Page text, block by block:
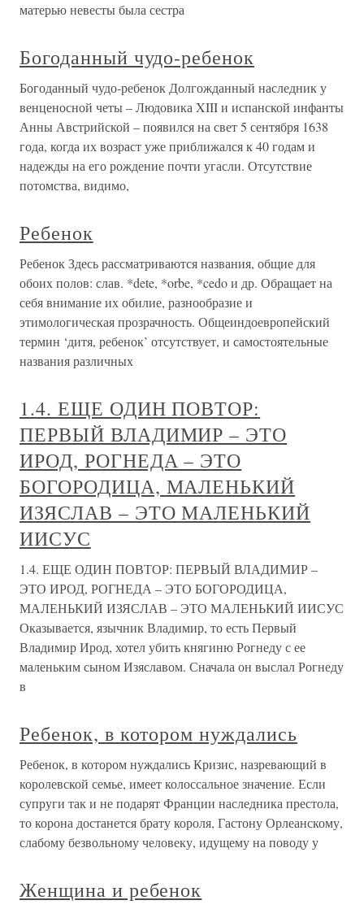
матерью невесты была сестра
Богоданный чудо-ребенок
Богоданный чудо-ребенок Долгожданный наследник у
венценосной четы – Людовика XIII и испанской инфанты
Анны Австрийской – появился на свет 5 сентября 1638
года, когда их возраст уже приближался к 40 годам и
надежды на его рождение почти угасли. Отсутствие
потомства, видимо,
Ребенок
Ребенок Здесь рассматриваются названия, общие для
обоих полов: слав. *dete, *orbe, *cedo и др. Обращает на
себя внимание их обилие, разнообразие и
этимологическая прозрачность. Общеиндоевропейский
термин ‘дитя, ребенок’ отсутствует, и самостоятельные
названия различных
1.4. ЕЩЕ ОДИН ПОВТОР:
ПЕРВЫЙ ВЛАДИМИР – ЭТО
ИРОД, РОГНЕДА – ЭТО
БОГОРОДИЦА, МАЛЕНЬКИЙ
ИЗЯСЛАВ – ЭТО МАЛЕНЬКИЙ
ИИСУС
1.4. ЕЩЕ ОДИН ПОВТОР: ПЕРВЫЙ ВЛАДИМИР –
ЭТО ИРОД, РОГНЕДА – ЭТО БОГОРОДИЦА,
МАЛЕНЬКИЙ ИЗЯСЛАВ – ЭТО МАЛЕНЬКИЙ ИИСУС
Оказывается, язычник Владимир, то есть Первый
Владимир Ирод, хотел убить княгиню Рогнеду с ее
маленьким сыном Изяславом. Сначала он выслал Рогнеду
в
Ребенок, в котором нуждались
Ребенок, в котором нуждались Кризис, назревающий в
королевской семье, имеет колоссальное значение. Если
супруги так и не подарят Франции наследника престола,
то корона достанется брату короля, Гастону Орлеанскому,
слабому безвольному человеку, идущему на поводу у
Женщина и ребенок